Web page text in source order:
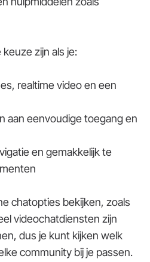
zijn als je:
realtime video en een
aan eenvoudige toegang en
en gemakkelijk te
chatopties bekijken, zoals
videochatdiensten zijn
dus je kunt kijken welk
community bij je passen.